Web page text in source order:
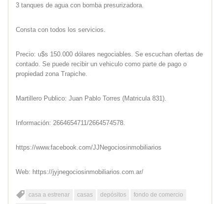
3 tanques de agua con bomba presurizadora.
Consta con todos los servicios.
Precio: u$s 150.000 dólares negociables. Se escuchan ofertas de
contado. Se puede recibir un vehiculo como parte de pago o
propiedad zona Trapiche.
Martillero Publico: Juan Pablo Torres (Matricula 831).
Información: 2664654711/2664574578.
https://www.facebook.com/JJNegociosinmobiliarios
Web: https://jyjnegociosinmobiliarios.com.ar/
casa a estrenar casas depósitos
fondo de comercio